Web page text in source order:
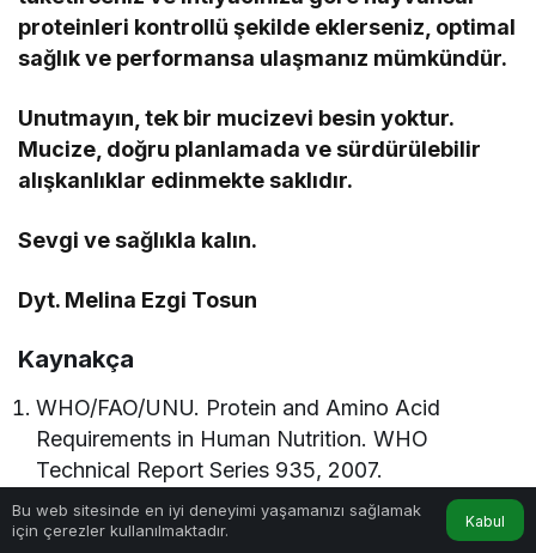
proteinleri kontrollü şekilde eklerseniz, optimal
sağlık ve performansa ulaşmanız mümkündür.
Unutmayın, tek bir mucizevi besin yoktur.
Mucize, doğru planlamada ve sürdürülebilir
alışkanlıklar edinmekte saklıdır.
Sevgi ve sağlıkla kalın.
Dyt. Melina Ezgi Tosun
Kaynakça
WHO/FAO/UNU. Protein and Amino Acid
Requirements in Human Nutrition. WHO
Technical Report Series 935, 2007.
Phillips SM. The impact of protein quality on the
promotion of resistance exercise-induced
Bu web sitesinde en iyi deneyimi yaşamanızı sağlamak
için çerezler kullanılmaktadır.
Kabul